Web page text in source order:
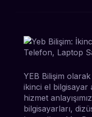
YEB Bilişim
ikinci el bilgisayar
hizmet
bilgisayarları,